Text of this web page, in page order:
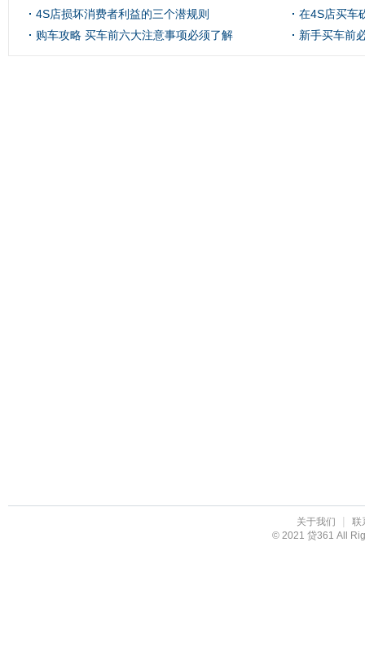
4S店损坏消费者利益的三个潜规则
购车攻略 买车前六大注意事项必须了解
在4S店买车
新手买车前
关于我们 |
联
© 2021 贷361 All